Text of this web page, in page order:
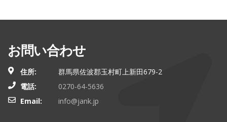
お問い合わせ
住所:
群馬県佐波郡玉村町上新田679-2
電話:
0270-64-5636
Email:
info@jank.jp